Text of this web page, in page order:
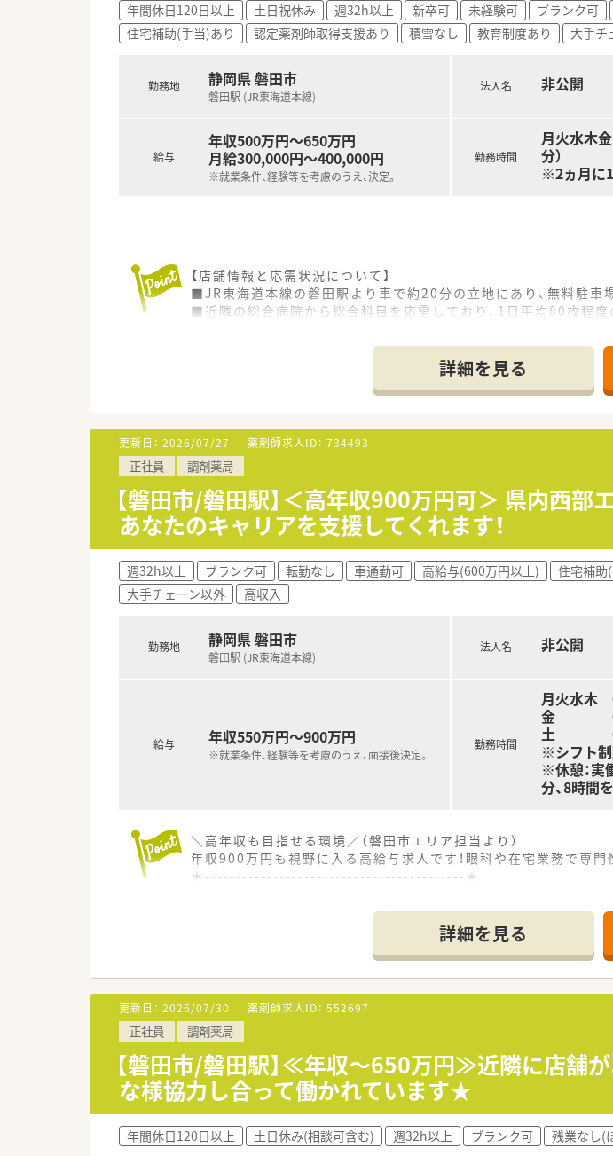
年間休日120日以上 土日祝休み 週32h以上 新卒可 未経験可 ブランク可
住宅補助(手当)あり
認定薬剤師取得支援あり 積雪なし 教育制度あり 大手チ
勤務地 静岡県 磐田市
磐田駅 (JR東海道本線)
給与
年収500万円～650万円
月給300,000円～400,000円
※就業条件、経験等を考慮のうえ、決定。
法人名 非公開
勤務時間
月火水木金
分）
※2ヵ月に1
【店舗情報と応需状況について】
■JR東海道本線の磐田駅より車で約20分の立地にあり、無料駐車
■近隣の総合病院から総合科目を応需しており、1日平均80枚程度
■千葉県を中心に展開する調剤薬局グループで、無借金経営を続
■無理な出店を行わず、門前医療機関との信頼関係を重視した堅
■産休育休の取得率は100％を誇り、男性の育休取得実績もある
【職場環境と雰囲気】
■店舗は2階建ての広々とした作りで、清潔感のある調剤室や休憩
■管理薬剤師を含めコミュニケーションが円滑で、人間関係が良
■待合室も広くゆったりとしており、患者様だけでなく働くスタ
【想定されるモデル年収】
■30代の経験者モデルで年収500万円から600万円程度と、地域
■評価制度により最大で年間7ヶ月分の賞与支給実績もあり、年収
■残業代は1分単位で支給されるほか、住宅手当や資格手当など
詳細を見る
更新日： 2026/07/27 薬剤師求人ID： 734493
正社員 調剤薬局
【磐田市/磐田駅】＜高年収900万円可＞ 県内西
あなたのキャリアを支援してくれます！
週32h以上 ブランク可 転勤なし 車通勤可 高給与(600万円以上) 住宅補助
大手チェーン以外
高収入
勤務地 静岡県 磐田市
磐田駅 (JR東海道本線)
給与 年収550万円～900万円
※就業条件、経験等を考慮のうえ、面接後決定。
法人名 非公開
勤務時間
月火水木
金 09：
土 09：
※シフト
※休憩：実
分、8時間
＼高年収も目指せる環境／（磐田市エリア担当より）
年収900万円も視野に入る高給与求人です！眼科や在宅業務で専
＊------------------------------------------＊
【店舗情報と応需状況について】
■磐田駅を最寄り駅とし、駅から12分の場所に立地しており、マ
■眼科メインで1日50枚から60枚の処方箋を応需しており、特定
■正社員1名とパート6名の薬剤師が在籍しており、居宅の在宅業
【法人特徴について】
■1992年に設立され、静岡県西部を中心にして6店舗の調剤薬局
■よりきめ細やかな薬局運営を実現するため、過去に分社化を行
■社名には患者様と医療機関の間に立ちたいという願いが込めら
【職場環境と雰囲気】
■正社員1名に対してパートスタッフ6名が在籍しており、協力し
■懇親会やゴルフコンペといった社内イベントも定期的に開催さ
■年齢や性別を問わず幅広い世代の方が活躍できる環境であり、
詳細を見る
更新日： 2026/07/30 薬剤師求人ID： 552697
正社員 調剤薬局
【磐田市/磐田駅】≪年収～650万円≫近隣に店舗
な様協力し合って働かれています★
年間休日120日以上 土日休み(相談可含む) 週32h以上 ブランク可 残業なし(